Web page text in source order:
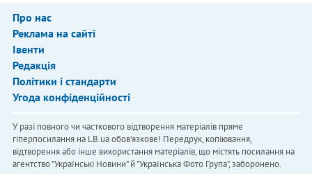
Про нас
Реклама на сайті
Івенти
Редакція
Політики і стандарти
Угода конфіденційності
У разі повного чи часткового відтворення матеріалів пряме
гіперпосилання на LB.ua обов'язкове! Передрук, копіювання,
відтворення або інше використання матеріалів, що містять посилання на
агентство "Українськi Новини" й "Українська Фото Група", заборонено.